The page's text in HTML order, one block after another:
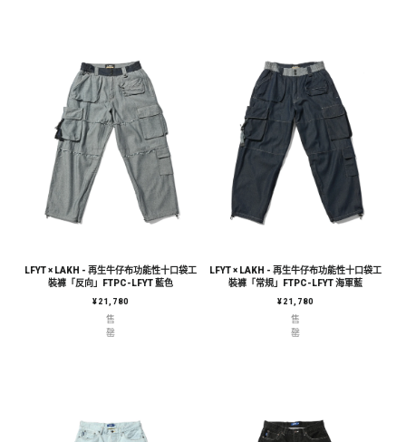
LFYT × LAKH - 再生牛仔布功能性十口袋工
裝褲「反向」FTPC-LFYT 藍色
定價
¥21,780
售
罄
LFYT × LAKH - 再生牛仔布功能性十口袋工
裝褲「常規」FTPC-LFYT 海軍藍
定價
¥21,780
售
罄